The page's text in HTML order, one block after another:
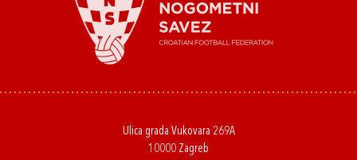
Ulica grada Vukovara 269A
10000 Zagreb